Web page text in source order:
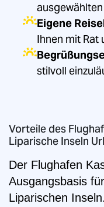
Eigene
Ihnen mit Rat
stilvoll
Vorteile des
Liparische Inseln
Der Flughafen
Ausgangsbasis
Liparischen